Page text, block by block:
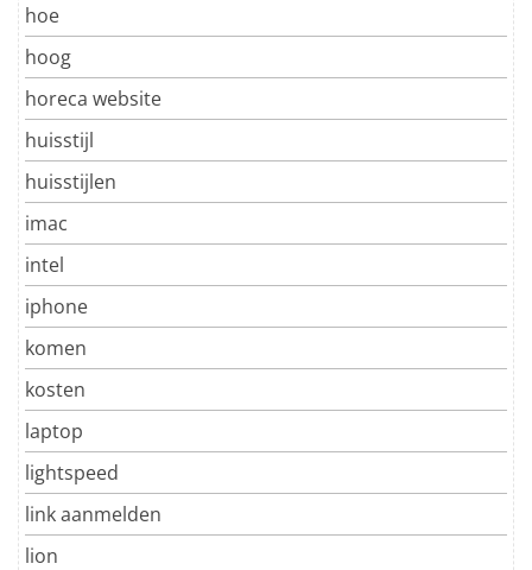
hoe
hoog
horeca website
huisstijl
huisstijlen
imac
intel
iphone
komen
kosten
laptop
lightspeed
link aanmelden
lion